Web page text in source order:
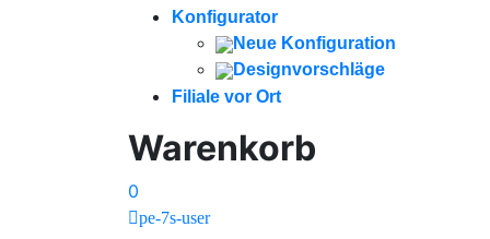
Konfigurator
Neue Konfiguration
Designvorschläge
Filiale vor Ort
Warenkorb
0
pe-7s-user